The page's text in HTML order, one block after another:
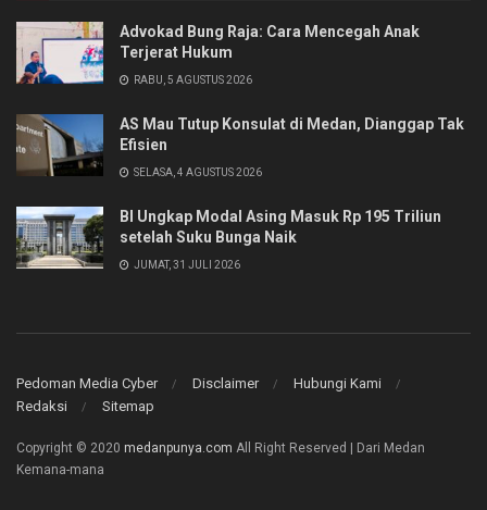
Advokad Bung Raja: Cara Mencegah Anak
Terjerat Hukum
RABU, 5 AGUSTUS 2026
AS Mau Tutup Konsulat di Medan, Dianggap Tak
Efisien
SELASA, 4 AGUSTUS 2026
BI Ungkap Modal Asing Masuk Rp 195 Triliun
setelah Suku Bunga Naik
JUMAT, 31 JULI 2026
Pedoman Media Cyber Disclaimer
Hubungi Kami
Redaksi
Sitemap
Copyright © 2020 medanpunya.com All Right Reserved | Dari Medan
Kemana-mana